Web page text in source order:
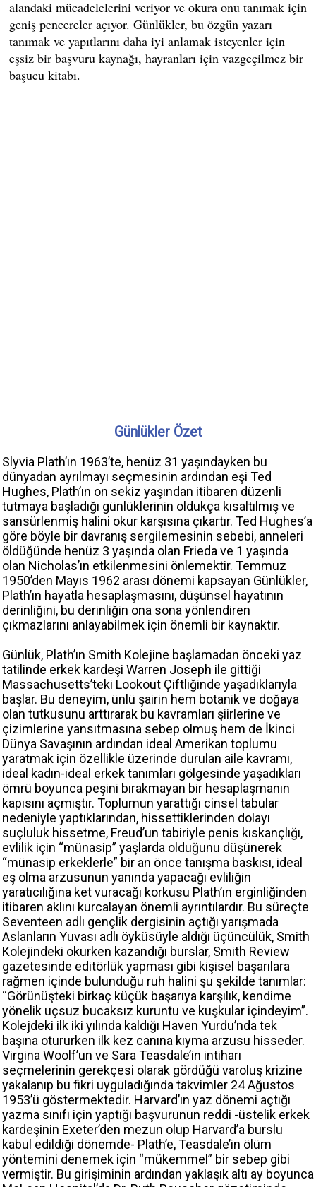
Günlükler Özet
Slyvia Plath’ın 1963’te, henüz 31 yaşındayken bu
dünyadan ayrılmayı seçmesinin ardından eşi Ted
Hughes, Plath’ın on sekiz yaşından itibaren düzenli
tutmaya başladığı günlüklerinin oldukça kısaltılmış ve
sansürlenmiş halini okur karşısına çıkartır. Ted Hughes’a
göre böyle bir davranış sergilemesinin sebebi, anneleri
öldüğünde henüz 3 yaşında olan Frieda ve 1 yaşında
olan Nicholas’ın etkilenmesini önlemektir. Temmuz
1950’den Mayıs 1962 arası dönemi kapsayan Günlükler,
Plath’ın hayatla hesaplaşmasını, düşünsel hayatının
derinliğini, bu derinliğin ona sona yönlendiren
çıkmazlarını anlayabilmek için önemli bir kaynaktır.
Günlük, Plath’ın Smith Kolejine başlamadan önceki yaz
tatilinde erkek kardeşi Warren Joseph ile gittiği
Massachusetts’teki Lookout Çiftliğinde yaşadıklarıyla
başlar. Bu deneyim, ünlü şairin hem botanik ve doğaya
olan tutkusunu arttırarak bu kavramları şiirlerine ve
çizimlerine yansıtmasına sebep olmuş hem de İkinci
Dünya Savaşının ardından ideal Amerikan toplumu
yaratmak için özellikle üzerinde durulan aile kavramı,
ideal kadın-ideal erkek tanımları gölgesinde yaşadıkları
ömrü boyunca peşini bırakmayan bir hesaplaşmanın
kapısını açmıştır. Toplumun yarattığı cinsel tabular
nedeniyle yaptıklarından, hissettiklerinden dolayı
suçluluk hissetme, Freud’un tabiriyle penis kıskançlığı,
evlilik için “münasip” yaşlarda olduğunu düşünerek
“münasip erkeklerle” bir an önce tanışma baskısı, ideal
eş olma arzusunun yanında yapacağı evliliğin
yaratıcılığına ket vuracağı korkusu Plath’ın erginliğinden
itibaren aklını kurcalayan önemli ayrıntılardır. Bu süreçte
Seventeen adlı gençlik dergisinin açtığı yarışmada
Aslanların Yuvası adlı öyküsüyle aldığı üçüncülük, Smith
Kolejindeki okurken kazandığı burslar, Smith Review
gazetesinde editörlük yapması gibi kişisel başarılara
rağmen içinde bulunduğu ruh halini şu şekilde tanımlar:
“Görünüşteki birkaç küçük başarıya karşılık, kendime
yönelik uçsuz bucaksız kuruntu ve kuşkular içindeyim”.
Kolejdeki ilk iki yılında kaldığı Haven Yurdu’nda tek
başına otururken ilk kez canına kıyma arzusu hisseder.
Virgina Woolf’un ve Sara Teasdale’in intiharı
seçmelerinin gerekçesi olarak gördüğü varoluş krizine
yakalanıp bu fikri uyguladığında takvimler 24 Ağustos
1953’ü göstermektedir. Harvard’ın yaz dönemi açtığı
yazma sınıfı için yaptığı başvurunun reddi -üstelik erkek
kardeşinin Exeter’den mezun olup Harvard’a burslu
kabul edildiği dönemde- Plath’e, Teasdale’in ölüm
yöntemini denemek için “mükemmel” bir sebep gibi
vermiştir. Bu girişiminin ardından yaklaşık altı ay boyunca